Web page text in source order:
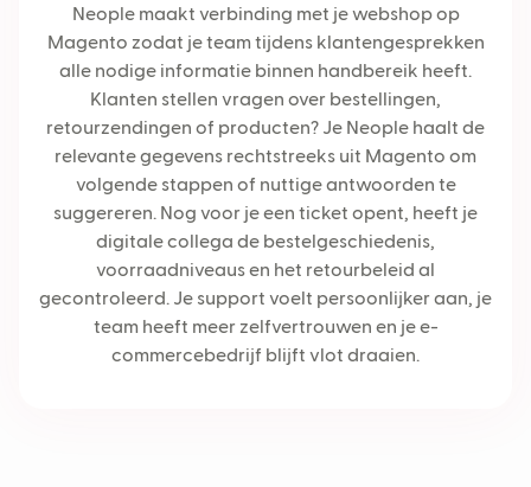
Neople maakt verbinding met je webshop op
Magento zodat je team tijdens klantengesprekken
alle nodige informatie binnen handbereik heeft.
Klanten stellen vragen over bestellingen,
retourzendingen of producten? Je Neople haalt de
relevante gegevens rechtstreeks uit Magento om
volgende stappen of nuttige antwoorden te
suggereren. Nog voor je een ticket opent, heeft je
digitale collega de bestelgeschiedenis,
voorraadniveaus en het retourbeleid al
gecontroleerd. Je support voelt persoonlijker aan, je
team heeft meer zelfvertrouwen en je e-
commercebedrijf blijft vlot draaien.